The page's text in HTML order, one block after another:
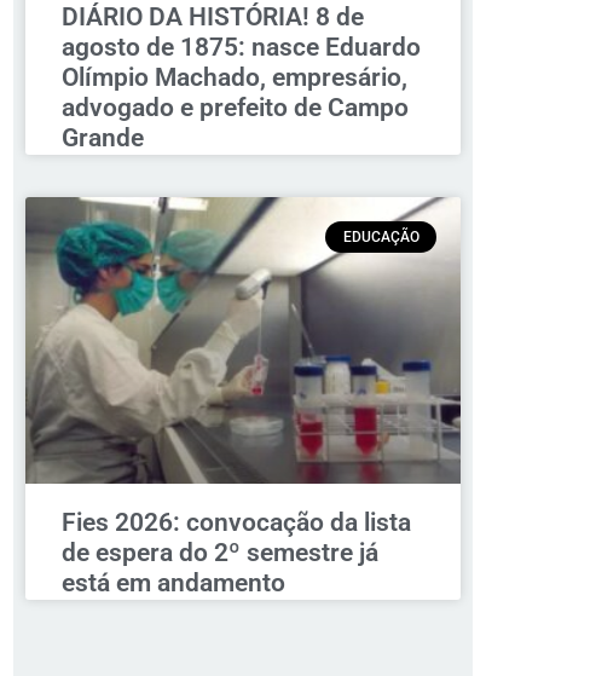
DIÁRIO DA HISTÓRIA! 8 de
agosto de 1875: nasce Eduardo
Olímpio Machado, empresário,
advogado e prefeito de Campo
Grande
EDUCAÇÃO
Fies 2026: convocação da lista
de espera do 2º semestre já
está em andamento